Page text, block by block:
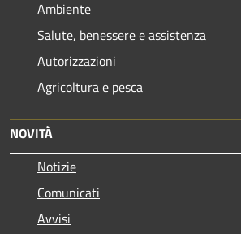
Ambiente
Salute, benessere e assistenza
Autorizzazioni
Agricoltura e pesca
NOVITÀ
Notizie
Comunicati
Avvisi